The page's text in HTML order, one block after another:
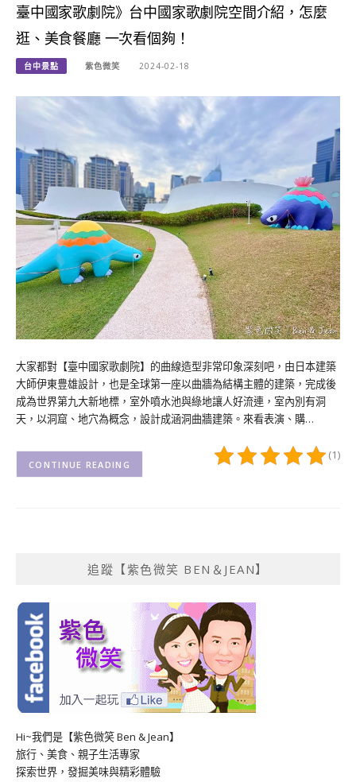
臺中國家歌劇院》台中國家歌劇院空間介紹，怎麼
逛、美食餐廳 一次看個夠！
台中景點 紫色微笑 2024-02-18
大家都對【臺中國家歌劇院】的曲線造型非常印象深刻吧，由日本建築
大師伊東豊雄設計，也是全球第一座以曲牆為結構主體的建築，完成後
成為世界第九大新地標，室外噴水池與綠地讓人好流連，室內別有洞
天，以洞窟、地穴為概念，設計成涵洞曲牆建築。來看表演、購…
(1)
CONTINUE READING
追蹤【紫色微笑 BEN＆JEAN】
Hi~我們是【紫色微笑 Ben & Jean】
旅行、美食、親子生活專家
探索世界，發掘美味與精彩體驗